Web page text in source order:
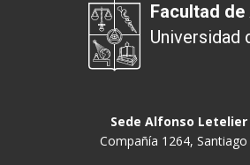
Facultad
Universidad
Sede Alfonso Letelier
Compañía 1264, Santiago